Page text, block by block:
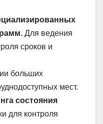
Для ведения
сроков и
больших
мест.
состояния
для контроля